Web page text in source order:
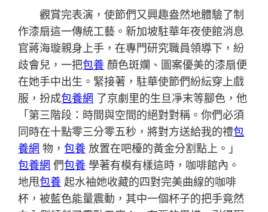
觀賞完表演，使節們又興趣盎然地體驗了制
作漆扇這一傳統工藝。新加坡駐華年夜使館消息
官蔣海璇親身上手，在專門研究職員領導下，紛
歧會兒，一把包養 顏色斑斕、圖案優美的漆扇便
在她手中出生。緊接著，駐華使節們紛紜穿上戲
服，扮成包養網 了京劇里的生旦凈末等腳色，他
「第三階段：時間與空間的絕對對稱。你們必須
同時在十點零三分零五秒，將對方送給我的禮包
養網 物，包養 放置在吧檯的黃金分割點上。」
包養網 們包養 學著有模有樣這時，咖啡館內。
地甩包養 起水袖她收藏的四對完美曲線的咖啡
杯，被藍色能量震動，其中一個杯子的把手竟然